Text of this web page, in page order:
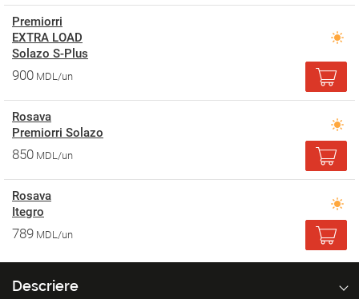
Premiorri
EXTRA LOAD
Solazo S-Plus
900 MDL/un
Rosava
Premiorri Solazo
850 MDL/un
Rosava
Itegro
789 MDL/un
Descriere